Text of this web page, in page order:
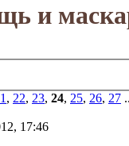
и
, 22, 23, 24, 25, 26, 27
17:46